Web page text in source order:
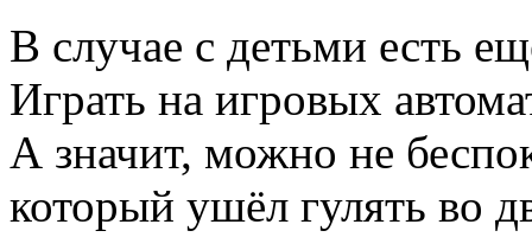
В случае с детьми есть
Играть на игровых
А значит, можно не
который ушёл гулять во